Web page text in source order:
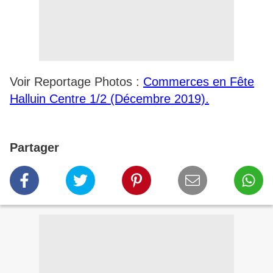
Voir Reportage Photos : Commerces en Fête
Halluin Centre 1/2 (Décembre 2019).
Partager